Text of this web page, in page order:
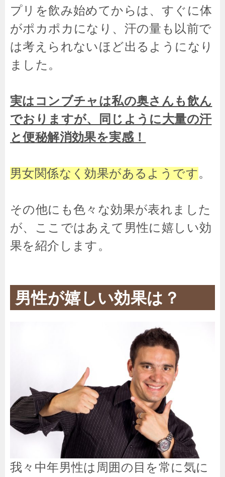
プリを飲み始めてからは、すぐに体
がポカポカになり、汗の量も以前で
は考えられないほど出るようになり
ました。
実はコンブチャは私の奥さんも飲ん
でおりますが、同じように大量の汗
と便秘解消効果を実感！
男女関係なく効果があるようです。
その他にも色々な効果が表れました
が、ここではあえて男性に嬉しい効
果を紹介します。
男性が嬉しい効果は？
我々中年男性は周囲の目を常に気に